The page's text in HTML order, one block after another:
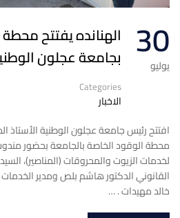
30
يوليو
الهنانده يفتتح
بجامعة عجلون
Categories
الاخبار
افتتح رئيس جامعة عجلون الوطنية الأستاذ
محطة الوقود الخاصة بالجامعة بحضور مندوب
لخدمات الزيوت والمحروقات (المناصير)،
القانوني الدكتور هاشم بلص ومدير
خالد مهيدات . …